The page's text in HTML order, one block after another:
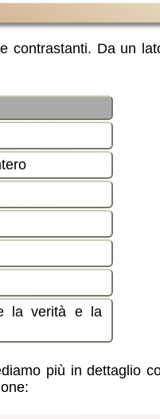
contrastanti. Da un
la verità e la
più in dettaglio